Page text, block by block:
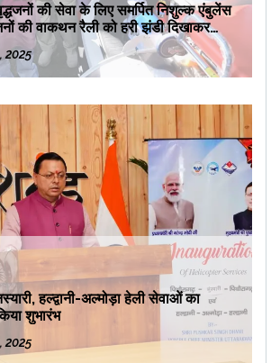
की सेवा के लिए समर्पित निशुल्क एंबुलेंस
की वाकथन रैली को हरी झंडी दिखाकर
2025
हल्द्वानी-अल्मोड़ा हेली सेवाओं का
शुभारंभ
2025